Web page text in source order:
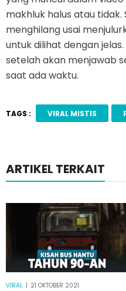
makhluk halus atau
menghilang usai
untuk dilihat dengan
setelah akan menjawab
saat ada waktu.
TAGS : VIRAL MISTIS
ARTIKEL TERKAIT
VIRAL | 21 OKTOBER 2021